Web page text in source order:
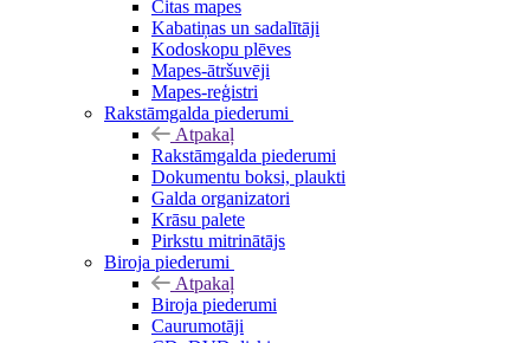
Citas mapes
Kabatiņas un sadalītāji
Kodoskopu plēves
Mapes-ātršuvēji
Mapes-reģistri
Rakstāmgalda piederumi
Atpakaļ
Rakstāmgalda piederumi
Dokumentu boksi, plaukti
Galda organizatori
Krāsu palete
Pirkstu mitrinātājs
Biroja piederumi
Atpakaļ
Biroja piederumi
Caurumotāji